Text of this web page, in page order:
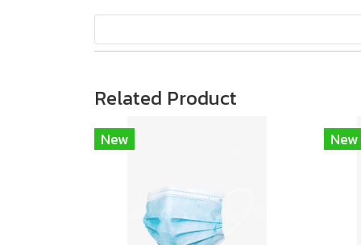
Related Product
New New